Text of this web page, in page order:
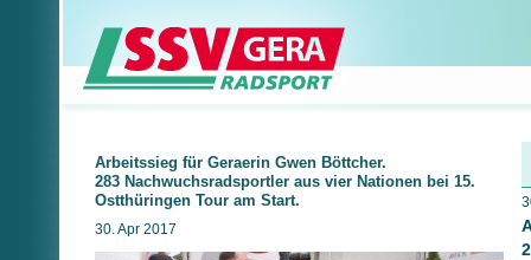
Arbeitssieg für Geraerin Gwen Böttcher.
283 Nachwuchsradsportler aus vier Nationen bei 15.
Ostthüringen Tour am Start.
30. Apr 2017